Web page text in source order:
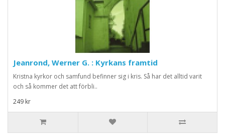
Jeanrond, Werner G. : Kyrkans framtid
Kristna kyrkor och samfund befinner sig i kris. Så har det alltid varit
och så kommer det att förbli..
249 kr